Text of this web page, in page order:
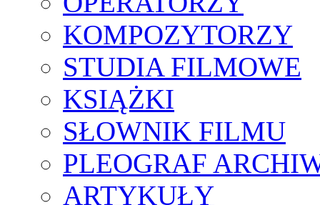
KOMPOZYTORZY
STUDIA FILMOWE
KSIĄŻKI
SŁOWNIK FILMU
PLEOGRAF
ARTYKUŁY